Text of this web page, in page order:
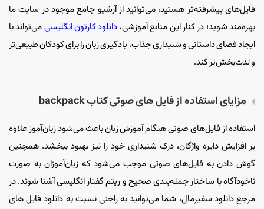
فایل‌های پیشرفته‌تر هستید، می‌توانید از آرشیو جامع موجود در سایت ما
بهره‌مند شوید؛ در کنار این منابع آموزشی، دانلود کارتون انگلیسیمی‌تواند با
ایجاد فضای داستانی و شنیداری جذاب، یادگیری زبان را برای کودکان طبیعی‌تر
و لذت‌بخش‌تر کند.
مزایای استفاده از فایل های صوتی کتاب backpack
استفاده از فایل‌های صوتی هنگام آموزش زبان باعث می‌شود زبان‌آموز علاوه
بر افزایش دایره واژگان، درک شنیداری خود را نیز بهبود ببخشد. همچنین
گوش دادن به فایل‌های صوتی موجب می‌شود که زبان‌آموزان به صورت
ناخودآگاه با ساختار جمله‌بندی صحیح و ریتم گفتار انگلیسی آشنا شوند. در
مرجع دانلود سفیرمال، شما می‌توانید به راحتی نسبت به دانلود فایل های